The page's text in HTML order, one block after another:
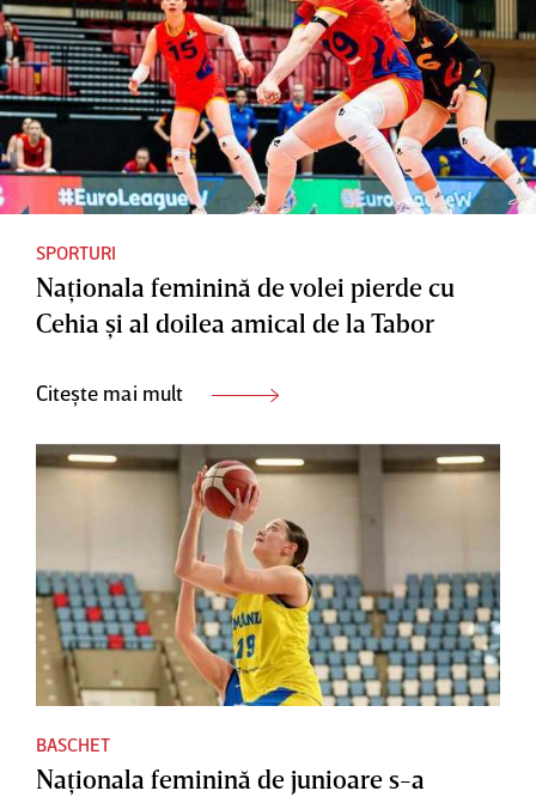
SPORTURI
Naţionala feminină de volei pierde cu
Cehia şi al doilea amical de la Tabor
Citește mai mult
BASCHET
Naţionala feminină de junioare s-a